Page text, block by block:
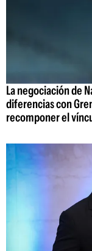
La negociación de
diferencias con
recomponer el